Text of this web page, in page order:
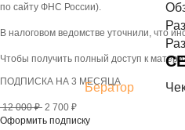
Бератор
по сайту ФНС России).
В налоговом ведомстве уточнили, что
Чтобы получить полный доступ к
ПОДПИСКА НА 3 МЕСЯЦА
12 000 ₽ 2 700 ₽
Оформить подписку